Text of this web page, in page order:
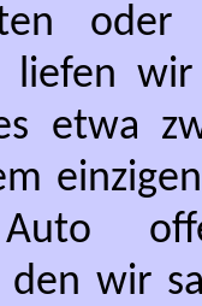
oder
liefen
etwa
den wir